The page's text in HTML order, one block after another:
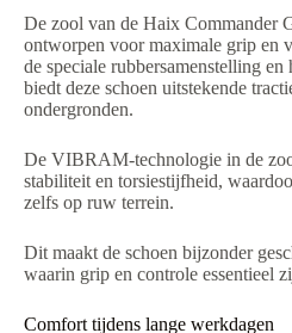
De zool van de Haix Commander
ontworpen voor maximale grip en
de speciale rubbersamenstelling en
biedt deze schoen uitstekende
ondergronden.
De VIBRAM-technologie in de
stabiliteit en torsiestijfheid,
zelfs op ruw terrein.
Dit maakt de schoen bijzonder
waarin grip en controle essentieel
Comfort tijdens lange werkdagen